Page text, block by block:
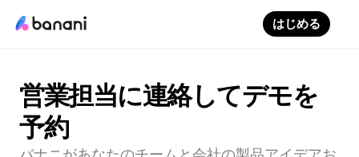
はじめる
営業担当に連絡してデモを
予約